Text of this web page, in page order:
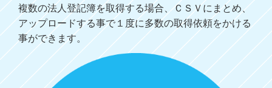
複数の法人登記簿を取得する場合、ＣＳＶにまとめ、
アップロードする事で１度に多数の取得依頼をかける
事ができます。